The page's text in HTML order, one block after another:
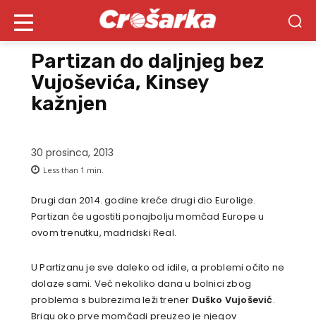
Partizan do daljnjeg bez
Vujoševića, Kinsey
kažnjen
30 prosinca, 2013
Less than 1 min.
Drugi dan 2014. godine kreće drugi dio Eurolige.
Partizan će ugostiti ponajbolju momčad Europe u
ovom trenutku, madridski Real.
U Partizanu je sve daleko od idile, a problemi očito ne
dolaze sami. Već nekoliko dana u bolnici zbog
problema s bubrezima leži trener Duško Vujošević.
Brigu oko prve momčadi preuzeo je njegov